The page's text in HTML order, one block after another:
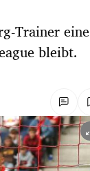
Trainer eine
bleibt.